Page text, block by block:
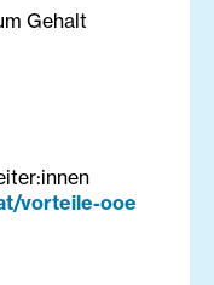
Gehalt
vorteile-ooe